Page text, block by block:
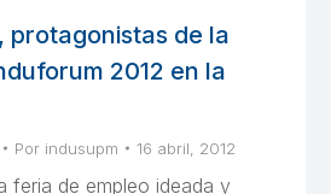
protagonistas de la
2012 en la
Por indusupm 16 abril, 2012
feria de empleo ideada y